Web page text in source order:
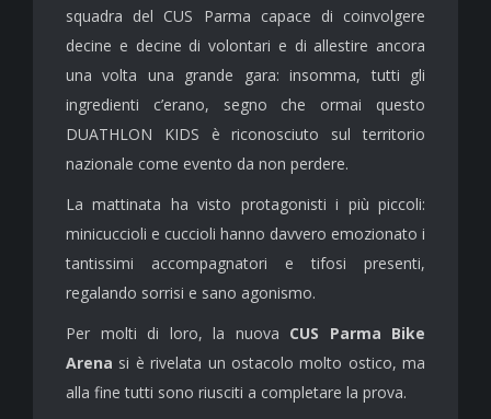
squadra del CUS Parma capace di coinvolgere
decine e decine di volontari e di allestire ancora
una volta una grande gara: insomma, tutti gli
ingredienti c’erano, segno che ormai questo
DUATHLON KIDS è riconosciuto sul territorio
nazionale come evento da non perdere.
La mattinata ha visto protagonisti i più piccoli:
minicuccioli e cuccioli hanno davvero emozionato i
tantissimi accompagnatori e tifosi presenti,
regalando sorrisi e sano agonismo.
Per molti di loro, la nuova CUS Parma Bike
Arena si è rivelata un ostacolo molto ostico, ma
alla fine tutti sono riusciti a completare la prova.